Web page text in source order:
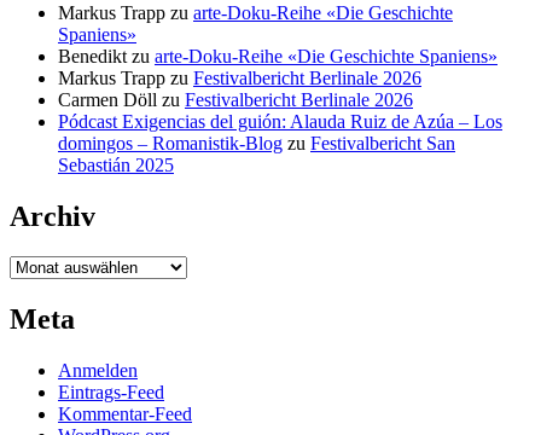
Markus Trapp zu arte-Doku-Reihe «Die Geschichte
Spaniens»
Benedikt zu arte-Doku-Reihe «Die Geschichte Spaniens»
Markus Trapp zu Festivalbericht Berlinale 2026
Carmen Döll zu Festivalbericht Berlinale 2026
Pódcast Exigencias del guión: Alauda Ruiz de Azúa – Los
domingos – Romanistik-Blog zu Festivalbericht San
Sebastián 2025
Archiv
Archiv
Meta
Anmelden
Eintrags-Feed
Kommentar-Feed